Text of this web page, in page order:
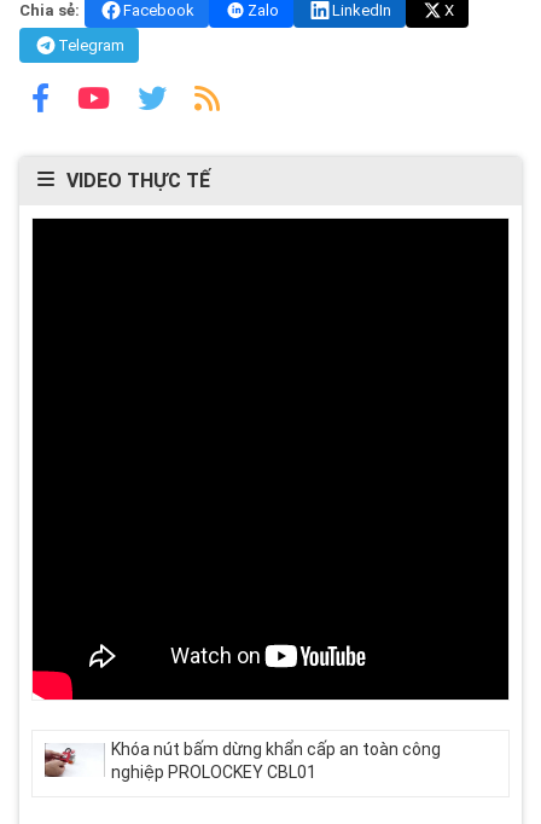
Chia sẻ: Facebook Zalo LinkedIn
X
Telegram
VIDEO THỰC TẾ
Khóa nút bấm dừng khẩn cấp an toàn công
nghiệp PROLOCKEY CBL01